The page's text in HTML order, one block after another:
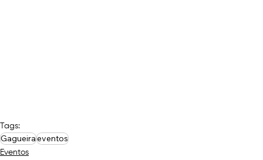
Tags:
Gagueiraeventos
Eventos